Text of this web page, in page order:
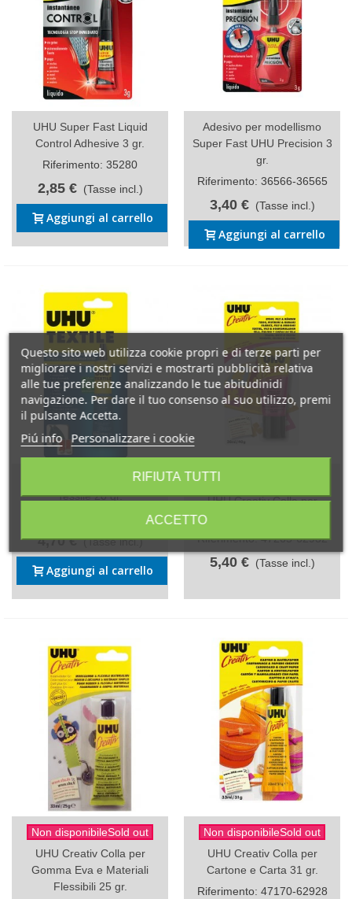
UHU Super Fast Liquid
Control Adhesive 3 gr.
Riferimento: 35280
2,85 € (Tasse incl.)
Aggiungi al carrello
Adesivo per modellismo
Super Fast UHU Precision 3
gr.
Riferimento: 36566-36565
3,40 € (Tasse incl.)
Aggiungi al carrello
UHU Textile Colla Speciale
Tessile 20 gr.
Riferimento: 40300-63172
4,70 € (Tasse incl.)
Aggiungi al carrello
Non disponibileSold out
UHU Creativ Colla per
Tessuto e Feltro 40 gr.
Riferimento: 47265-62932
5,40 € (Tasse incl.)
Non disponibileSold out
UHU Creativ Colla per
Gomma Eva e Materiali
Flessibili 25 gr.
Non disponibileSold out
UHU Creativ Colla per
Cartone e Carta 31 gr.
Riferimento: 47170-62928
Questo sito web utilizza cookie propri e di terze parti per
migliorare i nostri servizi e mostrarti pubblicità relativa
alle tue preferenze analizzando le tue abitudinidi
navigazione. Per dare il tuo consenso al suo utilizzo, premi
il pulsante Accetta.
Piú info Personalizzare i cookie
RIFIUTA TUTTI
ACCETTO